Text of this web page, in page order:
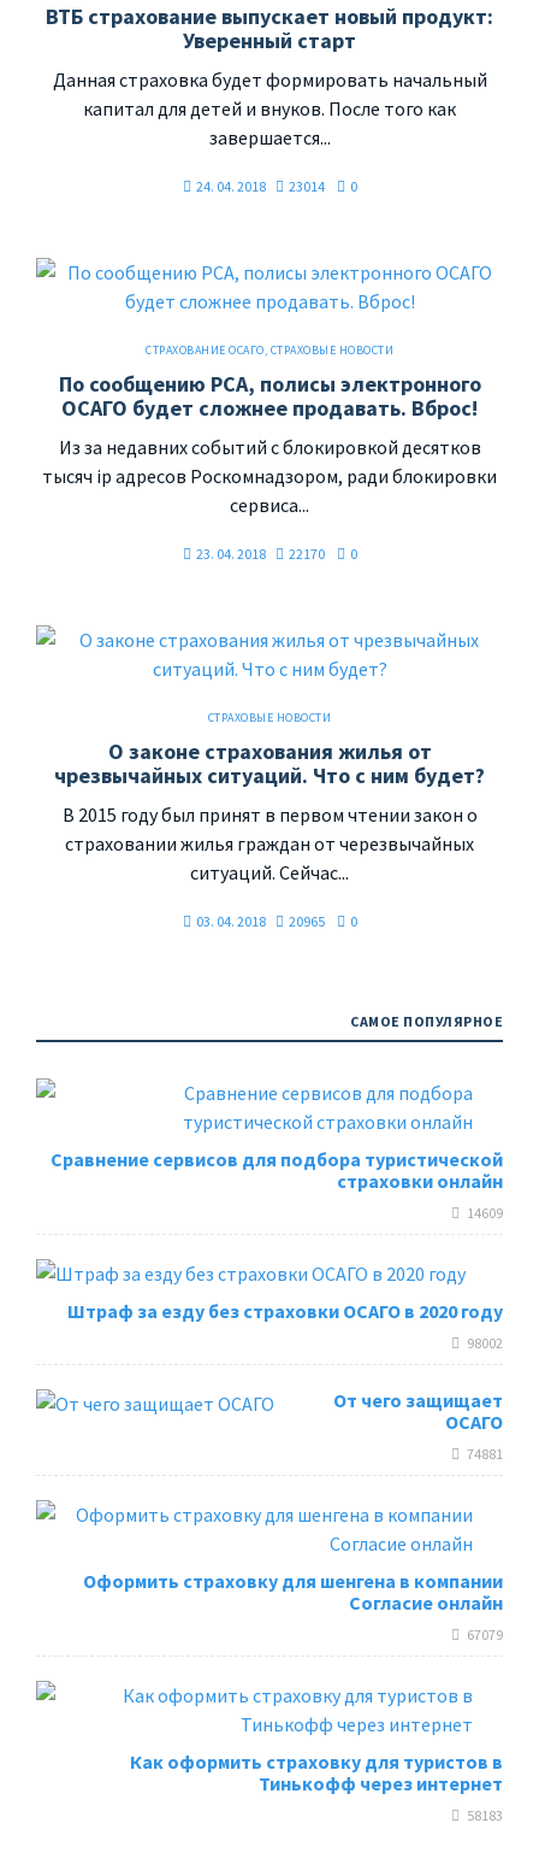
ВТБ страхование выпускает новый продукт:
Уверенный старт
Данная страховка будет формировать начальный
капитал для детей и внуков. После того как
завершается...
24. 04. 2018 23014 0
СТРАХОВАНИЕ ОСАГО, СТРАХОВЫЕ НОВОСТИ
По сообщению РСА, полисы электронного
ОСАГО будет сложнее продавать. Вброс!
Из за недавних событий с блокировкой десятков
тысяч ip адресов Роскомнадзором, ради блокировки
сервиса...
23. 04. 2018 22170 0
СТРАХОВЫЕ НОВОСТИ
О законе страхования жилья от
чрезвычайных ситуаций. Что с ним будет?
В 2015 году был принят в первом чтении закон о
страховании жилья граждан от черезвычайных
ситуаций. Сейчас...
03. 04. 2018 20965 0
САМОЕ ПОПУЛЯРНОЕ
Сравнение сервисов для подбора туристической
страховки онлайн
14609
Штраф за езду без страховки ОСАГО в 2020 году
98002
От чего защищает
ОСАГО
74881
Оформить страховку для шенгена в компании
Согласие онлайн
67079
Как оформить страховку для туристов в
Тинькофф через интернет
58183